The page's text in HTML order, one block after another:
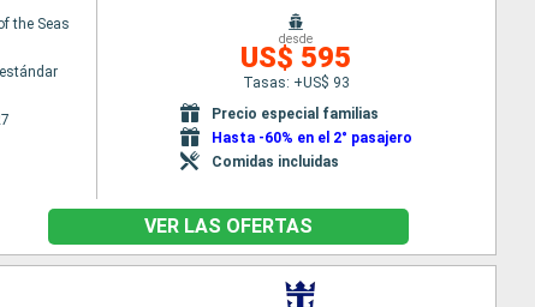
the Seas
desde
US$ 595
Tasas: +US$ 93
Precio especial familias
Hasta -60% en el 2° pasajero
Comidas incluidas
VER LAS OFERTAS